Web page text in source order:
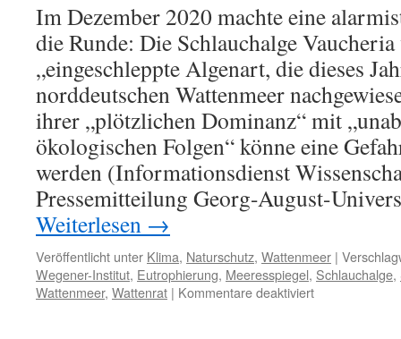
–
erneuerbare
Energien
zentral
für
Schutz
der
Natur“
Im Dezember 2020 machte eine
die Runde: Die Schlauchalge
„eingeschleppte Algenart, die dieses
norddeutschen Wattenmeer
ihrer „plötzlichen Dominanz“ mit
ökologischen Folgen“ könne eine
werden (Informationsdienst
Pressemitteilung Georg-August-
Weiterlesen →
Veröffentlicht unter Klima, Naturschutz, Wattenmeer |
Wegener-Institut, Eutrophierung, Meeresspiegel, Schlauchalge,
Wattenmeer, Wattenrat | Kommentare deaktiviertfür